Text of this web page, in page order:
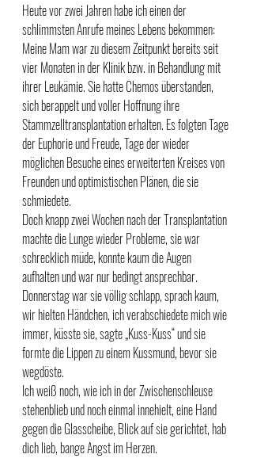
Heute vor zwei Jahren habe ich einen der
schlimmsten Anrufe meines Lebens bekommen:
Meine Mam war zu diesem Zeitpunkt bereits seit
vier Monaten in der Klinik bzw. in Behandlung mit
ihrer Leukämie. Sie hatte Chemos überstanden,
sich berappelt und voller Hoffnung ihre
Stammzelltransplantation erhalten. Es folgten Tage
der Euphorie und Freude, Tage der wieder
möglichen Besuche eines erweiterten Kreises von
Freunden und optimistischen Plänen, die sie
schmiedete.
Doch knapp zwei Wochen nach der Transplantation
machte die Lunge wieder Probleme, sie war
schrecklich müde, konnte kaum die Augen
aufhalten und war nur bedingt ansprechbar.
Donnerstag war sie völlig schlapp, sprach kaum,
wir hielten Händchen, ich verabschiedete mich wie
immer, küsste sie, sagte „Kuss-Kuss“ und sie
formte die Lippen zu einem Kussmund, bevor sie
wegdöste.
Ich weiß noch, wie ich in der Zwischenschleuse
stehenblieb und noch einmal innehielt, eine Hand
gegen die Glasscheibe, Blick auf sie gerichtet, hab
dich lieb, bange Angst im Herzen.